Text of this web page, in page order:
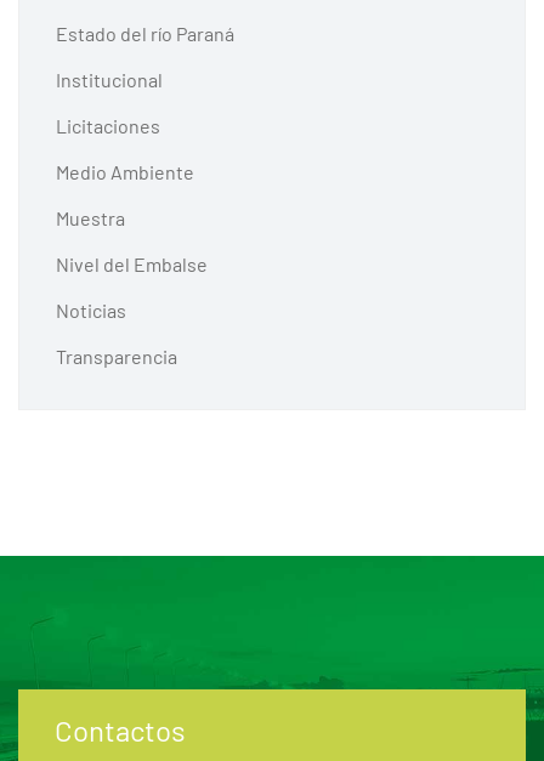
Estado del río Paraná
Institucional
Licitaciones
Medio Ambiente
Muestra
Nivel del Embalse
Noticias
Transparencia
Contactos